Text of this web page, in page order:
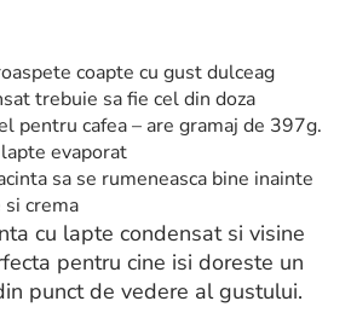
coapte cu gust dulceag
trebuie sa fie cel din doza
pentru cafea – are gramaj de 397g.
evaporat
sa se rumeneasca bine inainte
si crema
cu lapte condensat si visine
pentru cine isi doreste un
punct de vedere al gustului.